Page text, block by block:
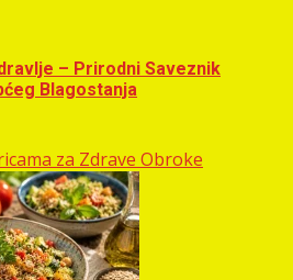
– Prirodni Saveznik
Blagostanja
za Zdrave Obroke